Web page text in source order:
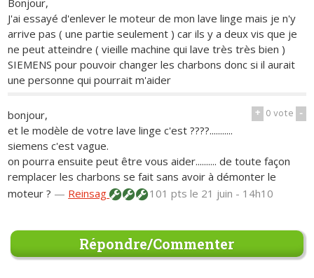
J'ai essayé d'enlever le moteur de mon lave linge mais je n'y
arrive pas ( une partie seulement ) car ils y a deux vis que je
ne peut atteindre ( vieille machine qui lave très très bien )
SIEMENS pour pouvoir changer les charbons donc si il aurait
une personne qui pourrait m'aider
+ 0vote -
bonjour,
et le modèle de votre lave linge c'est ????...........
siemens c'est vague.
on pourra ensuite peut être vous aider.......... de toute façon
remplacer les charbons se fait sans avoir à démonter le
moteur ? — Reinsag 101 ptsle 21 juin - 14h10
Répondre/Commenter